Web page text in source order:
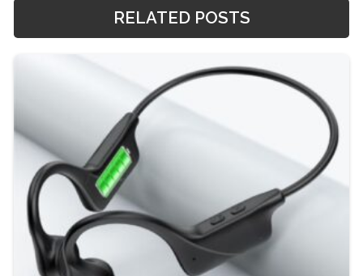
RELATED POSTS